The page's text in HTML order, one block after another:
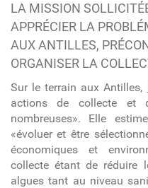
LA MISSION
APPRÉCIER LA
AUX ANTILLES,
ORGANISER LA
Sur le terrain aux Antilles,
actions de collecte et
nombreuses». Elle
«évoluer et être
économiques et
collecte étant de réduire
algues tant au niveau